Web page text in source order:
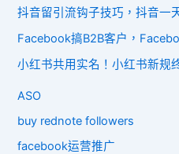
抖音留引流钩子技巧，抖音一
Facebook搞B2B客户，
小红书共用实名！小红书新规
ASO
buy rednote followers
facebook运营推广